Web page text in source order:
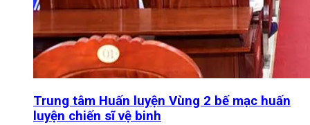
Trung tâm Huấn luyện Vùng 2 bế mạc huấn
luyện chiến sĩ vệ binh